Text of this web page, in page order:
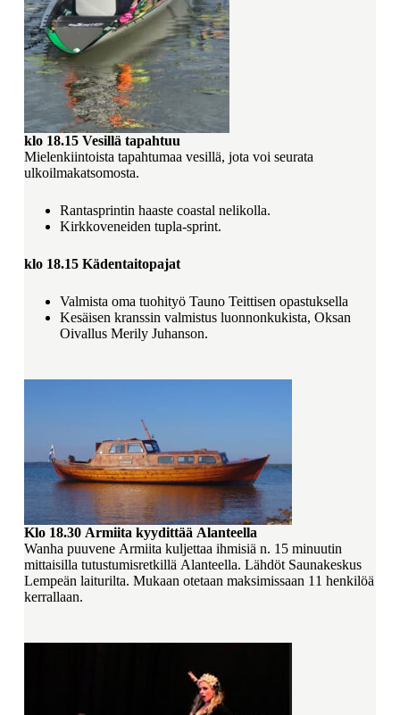
klo 18.15 Vesillä tapahtuu
Mielenkiintoista tapahtumaa vesillä, jota voi seurata
ulkoilmakatsomosta.
Rantasprintin haaste coastal nelikolla.
Kirkkoveneiden tupla-sprint.
klo 18.15 Kädentaitopajat
Valmista oma tuohityö Tauno Teittisen opastuksella
Kesäisen kranssin valmistus luonnonkukista, Oksan
Oivallus Merily Juhanson.
Klo 18.30 Armiita kyydittää Alanteella
Wanha puuvene Armiita kuljettaa ihmisiä n. 15 minuutin
mittaisilla tutustumisretkillä Alanteella. Lähdöt Saunakeskus
Lempeän laiturilta. Mukaan otetaan maksimissaan 11 henkilöä
kerrallaan.